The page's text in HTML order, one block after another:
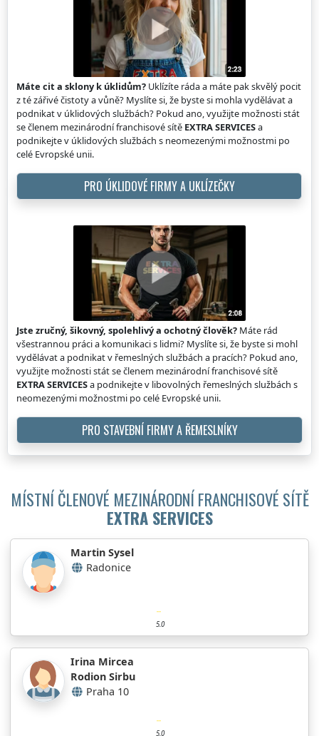
Máte cit a sklony k úklidům? Uklízíte ráda a máte pak skvělý pocit
z té zářivé čistoty a vůně? Myslíte si, že byste si mohla vydělávat a
podnikat v úklidových službách? Pokud ano, využijte možnosti stát
se členem mezinárodní franchisové sítě EXTRA SERVICESa
podnikejte v úklidových službách s neomezenými možnostmi po
celé Evropské unii.
PRO ÚKLIDOVÉ FIRMY A UKLÍZEČKY
Jste zručný, šikovný, spolehlivý a ochotný člověk? Máte rád
všestrannou práci a komunikaci s lidmi? Myslíte si, že byste si mohl
vydělávat a podnikat v řemeslných službách a pracích? Pokud ano,
využijte možnosti stát se členem mezinárodní franchisové sítě
EXTRA SERVICESa podnikejte v libovolných řemeslných službách s
neomezenými možnostmi po celé Evropské unii.
PRO STAVEBNÍ FIRMY A ŘEMESLNÍKY
MÍSTNÍ ČLENOVÉ MEZINÁRODNÍ FRANCHISOVÉ SÍTĚ
EXTRA SERVICES
Martin Sysel
Radonice
5.0
Irina Mircea
Rodion Sirbu
Praha 10
5.0